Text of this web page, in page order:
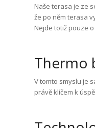
Naše terasa je ze
že po něm terasa
Nejde totiž pouze
Thermo
V tomto smyslu je
právě klíčem k